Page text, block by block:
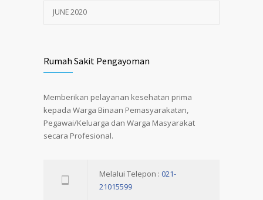
JUNE 2020
Rumah Sakit Pengayoman
Memberikan pelayanan kesehatan prima
kepada Warga Binaan Pemasyarakatan,
Pegawai/Keluarga dan Warga Masyarakat
secara Profesional.
Melalui Telepon : 021-
21015599